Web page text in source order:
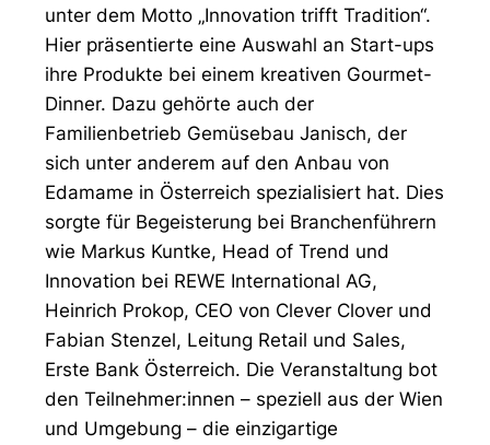
unter dem Motto „Innovation trifft Tradition“.
Hier präsentierte eine Auswahl an Start-ups
ihre Produkte bei einem kreativen Gourmet-
Dinner. Dazu gehörte auch der
Familienbetrieb Gemüsebau Janisch, der
sich unter anderem auf den Anbau von
Edamame in Österreich spezialisiert hat. Dies
sorgte für Begeisterung bei Branchenführern
wie Markus Kuntke, Head of Trend und
Innovation bei REWE International AG,
Heinrich Prokop, CEO von Clever Clover und
Fabian Stenzel, Leitung Retail und Sales,
Erste Bank Österreich. Die Veranstaltung bot
den Teilnehmer:innen – speziell aus der Wien
und Umgebung – die einzigartige